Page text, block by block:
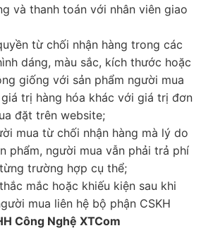
và thanh toán với nhân viên giao
từ chối nhận hàng trong các
dáng, màu sắc, kích thước hoặc
giống với sản phẩm người mua
trị hàng hóa khác với giá trị đơn
đặt trên website;
mua từ chối nhận hàng mà lý do
phẩm, người mua vẫn phải trả phí
trường hợp cụ thể;
mắc hoặc khiếu kiện sau khi
mua liên hệ bộ phận CSKH
Công Nghệ XTCom